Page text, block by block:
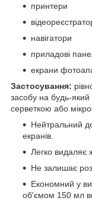
принтери
навігатори
приладові
екрани
Застосування:
засобу на будь-
серветкою або
Нейтральний
екранів.
Легко видаляє
Не залишає
Економний у
об'ємом 150 мл